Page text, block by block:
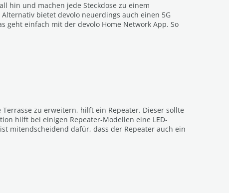
hin und machen jede Steckdose zu einem
bietet devolo neuerdings auch einen 5G
geht einfach mit der devolo Home Network App. So
zu erweitern, hilft ein Repeater. Dieser sollte
hilft bei einigen Repeater-Modellen eine LED-
mitendscheidend dafür, dass der Repeater auch ein